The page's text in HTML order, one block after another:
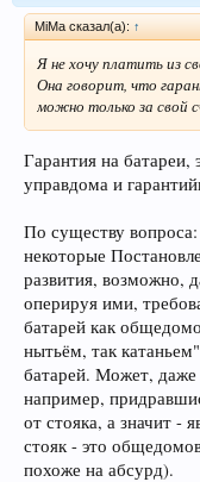
MiMa сказал(а): ↑
Я не хочу платить из
Она говорит, что
можно только за свой
Гарантия на
управдома и
По существу
некоторые
развития, возможно,
оперируя ими,
батарей как
нытьём, так
батарей. Может, даже
например,
от стояка, а значит -
стояк - это
похоже на абсурд).